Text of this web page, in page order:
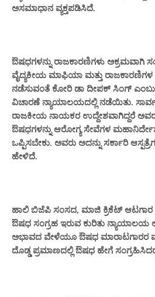
ಅಸಮಾಧಾನ ವ್ಯಕ್ತಪಡಿಸಿದೆ.
ಔಷಧಗಳನ್ನು ರಾಜಕಾರಣಿಗಳು ಅಕ್ರಮವಾಗಿ
ವೈದ್ಯಕೀಯ ಮಾಫಿಯಾ ಮತ್ತು
ನಡೆಸುವಂತೆ ಕೋರಿ ಡಾ ದೀಪಕ್‌ ಸಿಂಗ್‌
ವಿಚಾರಣೆ ನ್ಯಾಯಾಲಯದಲ್ಲಿ ನಡೆಯಿತು.
ರಾಜಕೀಯ ನಾಯಕರ ಉದ್ದೇಶವಾಗಿದ್ದರೆ
ಔಷಧಗಳನ್ನು ಆರೋಗ್ಯ ಸೇವೆಗಳ
ಒಪ್ಪಿಸಬೇಕು. ಅವರು ಅದನ್ನು ಸರ್ಕಾರಿ
ಹೇಳಿದೆ.
ಹಾಲಿ ಬಿಜೆಪಿ ಸಂಸದ, ಮಾಜಿ ಕ್ರಿಕೆಟ್‌
ಔಷಧ ಸಂಗ್ರಹ ಇರುವ ಕುರಿತು ನ್ಯಾಯಾಲಯ
ಅಭಾವದ ವೇಳೆಯೂ ಔಷಧ ಮಾರಾಟಗಾರರ
ದೊಡ್ಡ ಪ್ರಮಾಣದಲ್ಲಿ ಔಷಧ ಹೇಗೆ